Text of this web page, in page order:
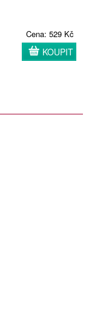
Cena: 529 Kč
KOUPIT